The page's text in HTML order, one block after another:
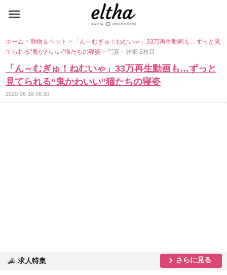
ホーム>動物＆ペット>
「ん～むぎゅ！ねむいゃ」33万再生動画も…ずっと見
てられる“鬼かわいい”猫たちの寝姿> 写真・詳細 2枚目
「ん～むぎゅ！ねむいゃ」33万再生動画も…ずっと
見てられる“鬼かわいい”猫たちの寝姿
2020-06-16 06:30
求人特集 さらに見る